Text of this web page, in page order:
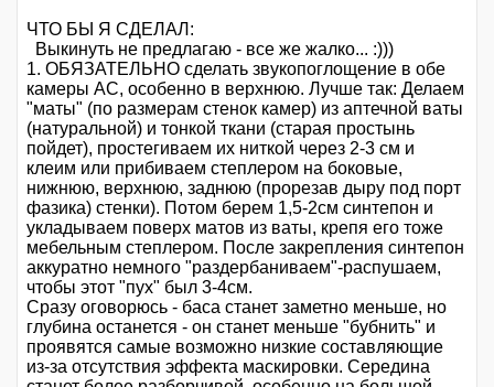
ЧТО БЫ Я СДЕЛАЛ:
Выкинуть не предлагаю - все же жалко... :)))
1. ОБЯЗАТЕЛЬНО сделать звукопоглощение в обе
камеры АС, особенно в верхнюю. Лучше так: Делаем
"маты" (по размерам стенок камер) из аптечной ваты
(натуральной) и тонкой ткани (старая простынь
пойдет), простегиваем их ниткой через 2-3 см и
клеим или прибиваем степлером на боковые,
нижнюю, верхнюю, заднюю (прорезав дыру под порт
фазика) стенки). Потом берем 1,5-2см синтепон и
укладываем поверх матов из ваты, крепя его тоже
мебельным степлером. После закрепления синтепон
аккуратно немного "раздербаниваем"-распушаем,
чтобы этот "пух" был 3-4см.
Сразу оговорюсь - баса станет заметно меньше, но
глубина останется - он станет меньше "бубнить" и
проявятся самые возможно низкие составляющие
из-за отсутствия эффекта маскировки. Середина